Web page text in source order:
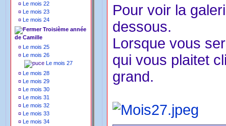
¤ Le mois 22
¤ Le mois 23
¤ Le mois 24
Troisième année
de Camille
¤ Le mois 25
¤ Le mois 26
Le mois 27
¤ Le mois 28
¤ Le mois 29
¤ Le mois 30
¤ Le mois 31
¤ Le mois 32
¤ Le mois 33
¤ Le mois 34
Pour voir la
dessous.
Lorsque vous
qui vous plaitet
grand.